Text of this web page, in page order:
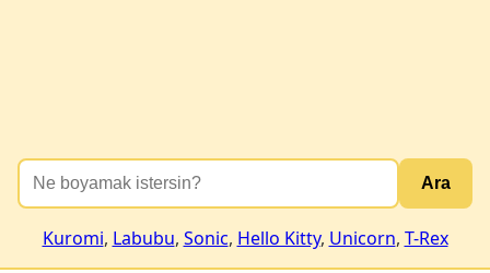
Ara
Kuromi, Labubu, Sonic, Hello Kitty, Unicorn, T-Rex